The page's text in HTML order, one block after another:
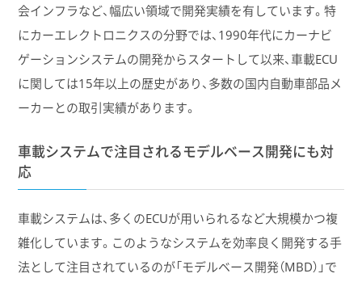
会インフラなど、幅広い領域で開発実績を有しています。特
にカーエレクトロニクスの分野では、1990年代にカーナビ
ゲーションシステムの開発からスタートして以来、車載ECU
に関しては15年以上の歴史があり、多数の国内自動車部品メ
ーカーとの取引実績があります。
車載システムで注目されるモデルベース開発にも対
応
車載システムは、多くのECUが用いられるなど大規模かつ複
雑化しています。このようなシステムを効率良く開発する手
法として注目されているのが「モデルベース開発（MBD）」で